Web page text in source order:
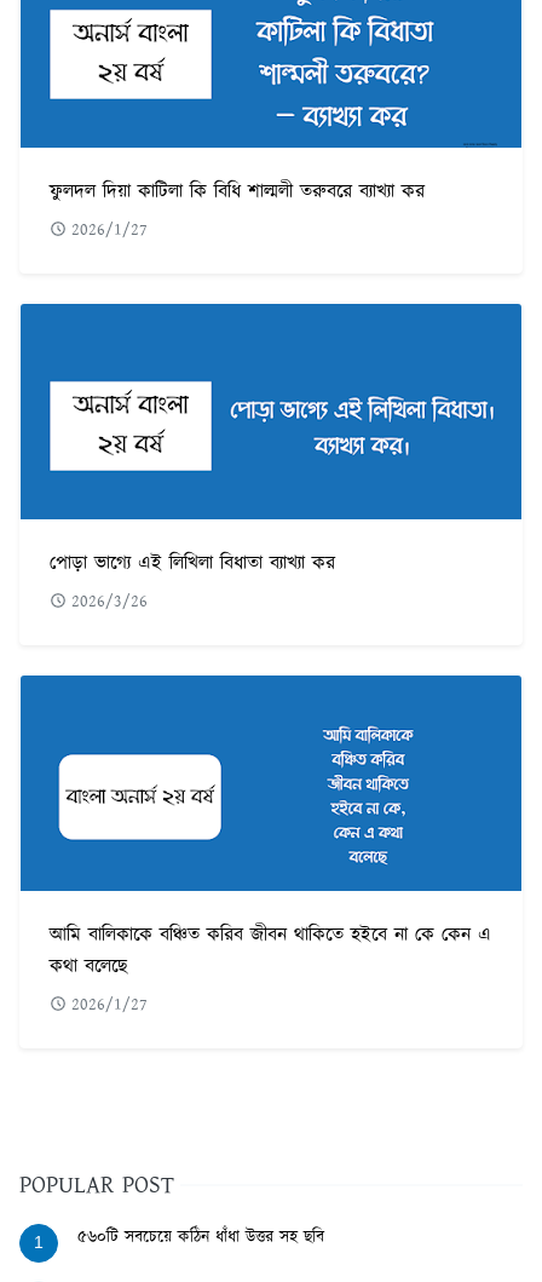
ফুলদল দিয়া কাটিলা কি বিধি শাল্মলী তরুবরে ব্যাখ্যা কর
2026/1/27
পোড়া ভাগ্যে এই লিখিলা বিধাতা ব্যাখ্যা কর
2026/3/26
আমি বালিকাকে বঞ্চিত করিব জীবন থাকিতে হইবে না কে কেন এ
কথা বলেছে
2026/1/27
POPULAR POST
1 ৫৬০টি সবচেয়ে কঠিন ধাঁধা উত্তর সহ ছবি